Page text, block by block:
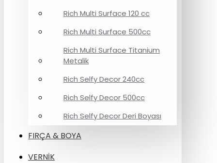
Rich Multi Surface 120 cc
Rich Multi Surface 500cc
Rich Multi Surface Titanium
Metalik
Rich Selfy Decor 240cc
Rich Selfy Decor 500cc
Rich Selfy Decor Deri Boyası
FIRÇA & BOYA
VERNİK